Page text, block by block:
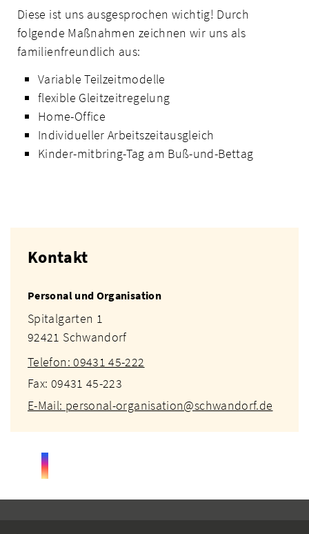
Diese ist uns ausgesprochen wichtig! Durch
folgende Maßnahmen zeichnen wir uns als
familienfreundlich aus:
Variable Teilzeitmodelle
flexible Gleitzeitregelung
Home-Office
Individueller Arbeitszeitausgleich
Kinder-mitbring-Tag am Buß-und-Bettag
Kontakt
Personal und Organisation
Spitalgarten 1
92421 Schwandorf
Telefon: 09431 45-222
Fax: 09431 45-223
E-Mail: personal-organisation@schwandorf.de